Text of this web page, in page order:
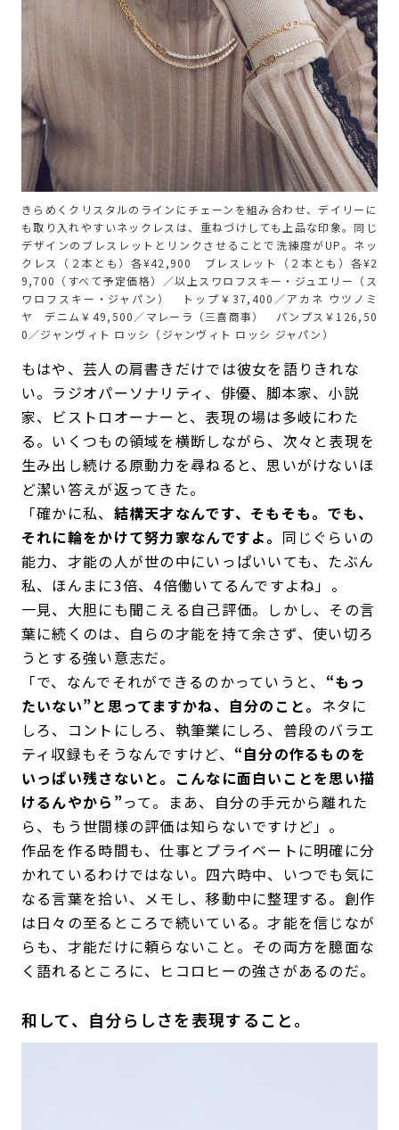
きらめくクリスタルのラインにチェーンを組み合わせ、デイリーに
も取り入れやすいネックレスは、重ねづけしても上品な印象。同じ
デザインのブレスレットとリンクさせることで洗練度がUP。ネッ
クレス（２本とも）各¥42,900 ブレスレット（２本とも）各¥2
9,700（すべて予定価格）／以上スワロフスキー・ジュエリー（ス
ワロフスキー・ジャパン） トップ￥37,400／アカネ ウツノミ
ヤ デニム￥49,500／マレーラ（三喜商事） パンプス￥126,50
0／ジャンヴィト ロッシ（ジャンヴィト ロッシ ジャパン）
もはや、芸人の肩書きだけでは彼女を語りきれな
い。ラジオパーソナリティ、俳優、脚本家、小説
家、ビストロオーナーと、表現の場は多岐にわた
る。いくつもの領域を横断しながら、次々と表現を
生み出し続ける原動力を尋ねると、思いがけないほ
ど潔い答えが返ってきた。
「確かに私、 結構天才なんです、そもそも。でも、
それに輪をかけて努力家なんですよ。 同じぐらいの
能力、才能の人が世の中にいっぱいいても、たぶん
私、ほんまに3倍、4倍働いてるんですよね」。
一見、大胆にも聞こえる自己評価。しかし、その言
葉に続くのは、自らの才能を持て余さず、使い切ろ
うとする強い意志だ。
「で、なんでそれができるのかっていうと、 “もっ
たいない”と思ってますかね、自分のこと。 ネタに
しろ、コントにしろ、執筆業にしろ、普段のバラエ
ティ収録もそうなんですけど、 “自分の作るものを
いっぱい残さないと。こんなに面白いことを思い描
けるんやから”って。まあ、自分の手元から離れた
ら、もう世間様の評価は知らないですけど」。
作品を作る時間も、仕事とプライベートに明確に分
かれているわけではない。四六時中、いつでも気に
なる言葉を拾い、メモし、移動中に整理する。創作
は日々の至るところで続いている。才能を信じなが
らも、才能だけに頼らないこと。その両方を臆面な
く語れるところに、ヒコロヒーの強さがあるのだ。
和して、自分らしさを表現すること。